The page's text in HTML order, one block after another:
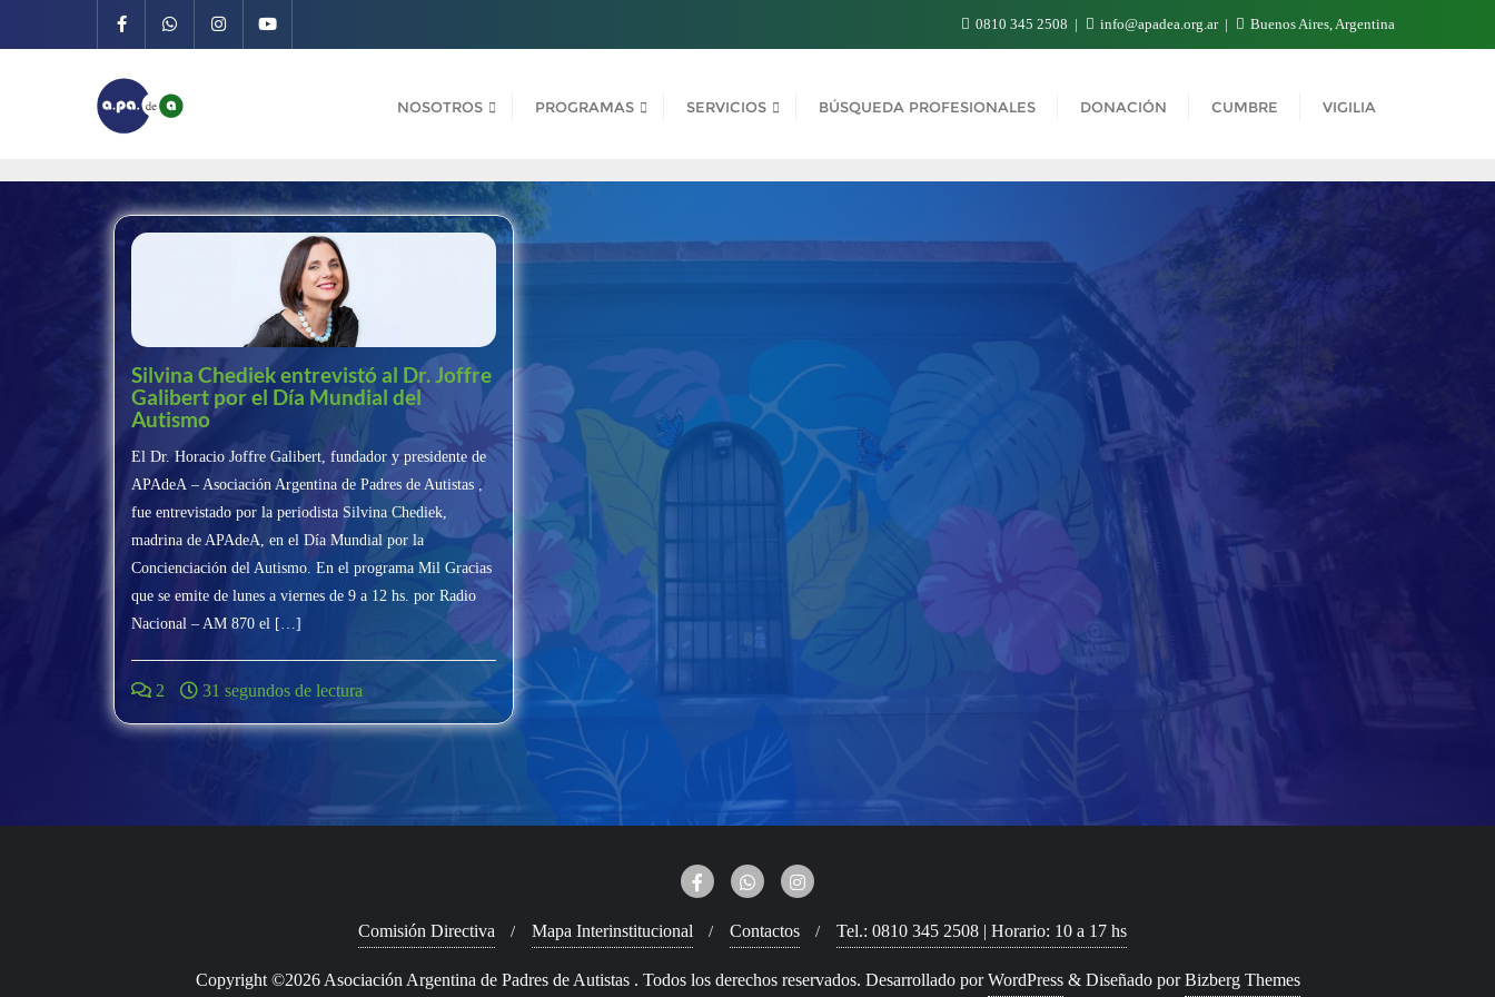
al
0810 345 2508 info@apadea.org.ar Buenos Aires, Argentina
NOSOTROS PROGRAMAS SERVICIOS BÚSQUEDA PROFESIONALES DONACIÓN CUMBRE VIGILIA
Silvina Chediek entrevistó al Dr. Joffre
Galibert por el Día Mundial del
Autismo
El Dr. Horacio Joffre Galibert, fundador y presidente de
APAdeA – Asociación Argentina de Padres de Autistas ,
fue entrevistado por la periodista Silvina Chediek,
madrina de APAdeA, en el Día Mundial por la
Concienciación del Autismo. En el programa Mil Gracias
que se emite de lunes a viernes de 9 a 12 hs. por Radio
Nacional – AM 870 el […]
2 31 segundos de lectura
Comisión Directiva Mapa Interinstitucional Contactos Tel.: 0810 345 2508 | Horario: 10 a 17 hs
Copyright ©2026 Asociación Argentina de Padres de Autistas . Todos los derechos reservados. Desarrollado porWordPress & Diseñado porBizberg Themes